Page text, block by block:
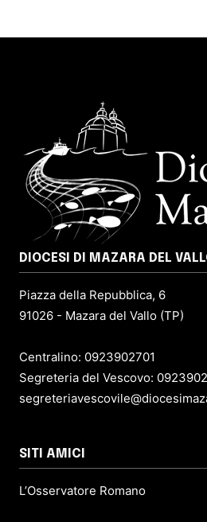
DIOCESI DI MAZARA DEL
Piazza della Repubblica, 6
91026 - Mazara del Vallo (TP)
Centralino: 0923902701
Segreteria del Vescovo:
SITI AMICI
L’Osservatore Romano